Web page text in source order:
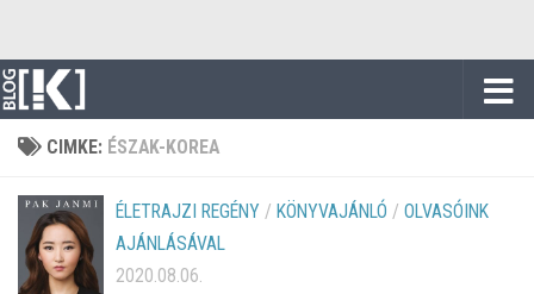
CIMKE: ÉSZAK-KOREA
ÉLETRAJZI REGÉNY / KÖNYVAJÁNLÓ / OLVASÓINK
AJÁNLÁSÁVAL
2020.08.06.